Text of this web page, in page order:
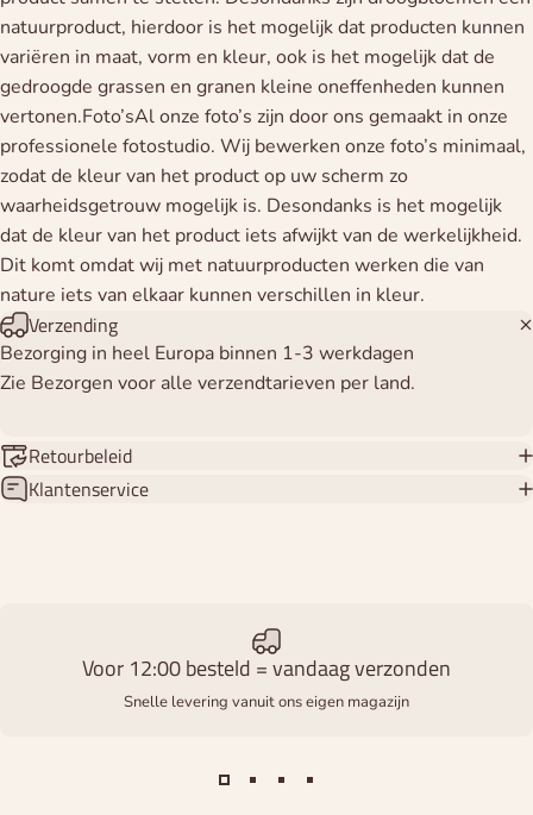
natuurproduct, hierdoor is het mogelijk dat producten kunnen
variëren in maat, vorm en kleur, ook is het mogelijk dat de
gedroogde grassen en granen kleine oneffenheden kunnen
vertonen.Foto’sAl onze foto’s zijn door ons gemaakt in onze
professionele fotostudio. Wij bewerken onze foto’s minimaal,
zodat de kleur van het product op uw scherm zo
waarheidsgetrouw mogelijk is. Desondanks is het mogelijk
dat de kleur van het product iets afwijkt van de werkelijkheid.
Dit komt omdat wij met natuurproducten werken die van
nature iets van elkaar kunnen verschillen in kleur.
Verzending
Bezorging in heel Europa binnen 1-3 werkdagen
Zie Bezorgen voor alle verzendtarieven per land.
Retourbeleid
Klantenservice
Voor 12:00 besteld = vandaag verzonden
Snelle levering vanuit ons eigen magazijn